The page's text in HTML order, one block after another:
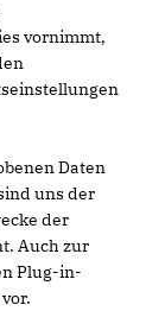
vornimmt,
Daten
uns der
der
Auch zur
Plug-in-